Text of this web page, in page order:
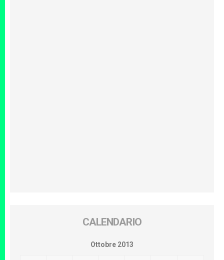
CALENDARIO
Ottobre 2013